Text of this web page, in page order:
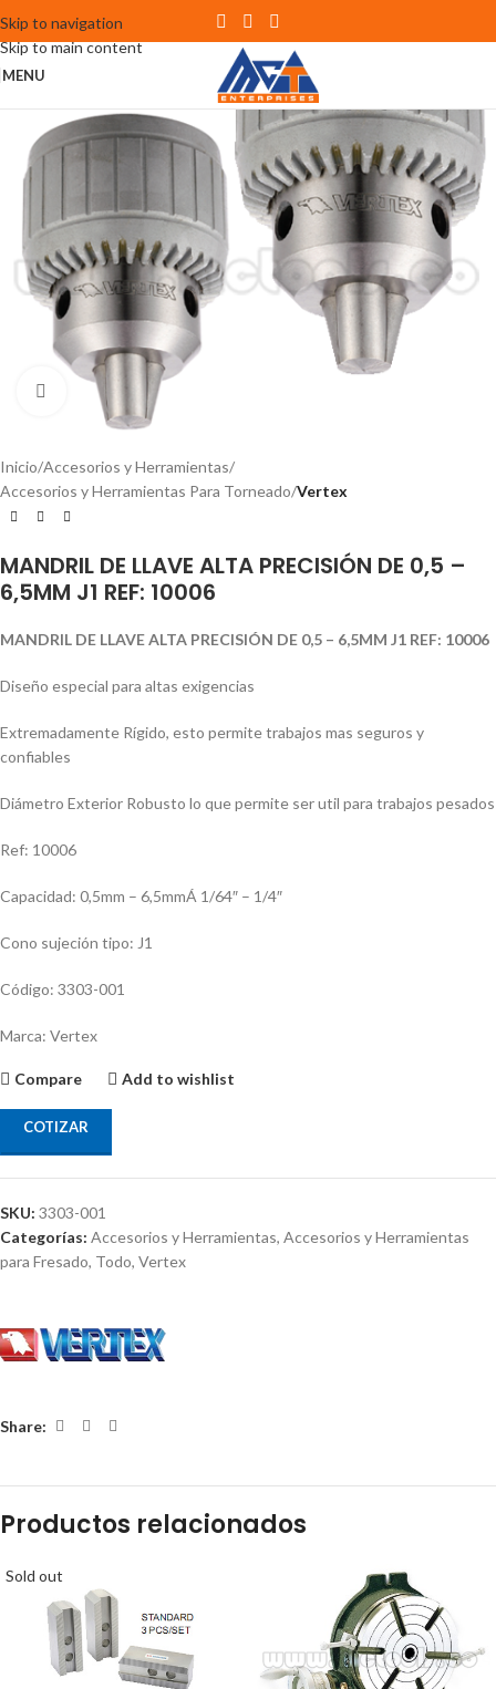
Skip to navigation
Skip to main content
MENU
Click to enlarge
Inicio Accesorios y Herramientas
Accesorios y Herramientas Para Torneado Vertex
MANDRIL DE LLAVE ALTA PRECISIÓN DE 0,5 –
6,5MM J1 REF: 10006
MANDRIL DE LLAVE ALTA PRECISIÓN DE 0,5 – 6,5MM J1 REF: 10006
Diseño especial para altas exigencias
Extremadamente Rí­gido, esto permite trabajos mas seguros y
confiables
Diámetro Exterior Robusto lo que permite ser util para trabajos pesados
Ref: 10006
Capacidad: 0,5mm – 6,5mmÁ 1/64″ – 1/4″
Cono sujeción tipo: J1
Código: 3303-001
Marca: Vertex
Compare Add to wishlist
COTIZAR
SKU: 3303-001
Categorías: Accesorios y Herramientas, Accesorios y Herramientas
para Fresado, Todo, Vertex
Share:
Productos relacionados
Sold out